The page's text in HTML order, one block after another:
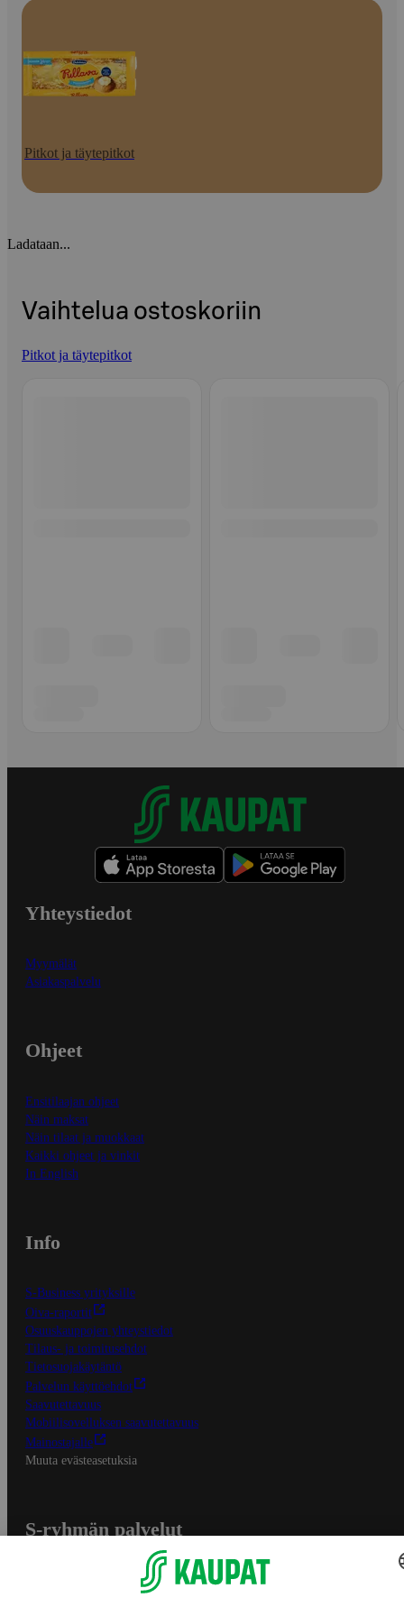
Pitkot ja täytepitkot
Ladataan...
Vaihtelua ostoskoriin
Pitkot ja täytepitkot
Yhteystiedot
Myymälät
Asiakaspalvelu
Ohjeet
Ensitilaajan ohjeet
Näin maksat
Näin tilaat ja muokkaat
Kaikki ohjeet ja vinkit
In English
Info
S-Business yrityksille
Oiva-raportit
Osuuskauppojen yhteystiedot
Tilaus- ja toimitusehdot
Tietosuojakäytäntö
Palvelun käyttöehdot
Saavutettavuus
Mobiilisovelluksen saavutettavuus
Mainostajalle
Muuta evästeasetuksia
S-ryhmän palvelut